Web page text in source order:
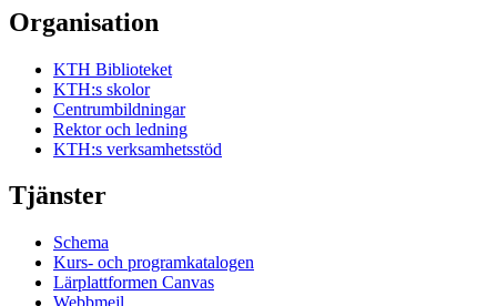
Organisation
KTH Biblioteket
KTH:s skolor
Centrumbildningar
Rektor och ledning
KTH:s verksamhetsstöd
Tjänster
Schema
Kurs- och programkatalogen
Lärplattformen Canvas